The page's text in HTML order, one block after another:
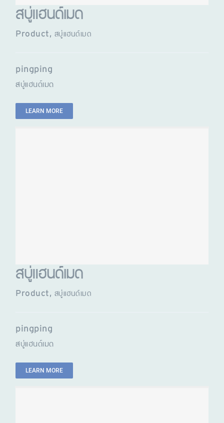
สบู่แฮนด์เมด
Product , สบู่แฮนด์เมด
pingping
สบู่แฮนด์เมด
LEARN MORE
สบู่แฮนด์เมด
Product , สบู่แฮนด์เมด
pingping
สบู่แฮนด์เมด
LEARN MORE